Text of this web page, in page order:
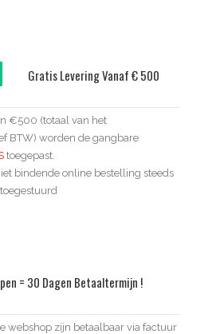
Gratis Levering Vanaf € 500
€500 (totaal van het
BTW) worden de gangbare
toegepast.
bindende online bestelling steeds
= 30 Dagen Betaaltermijn !
webshop zijn betaalbaar via factuur